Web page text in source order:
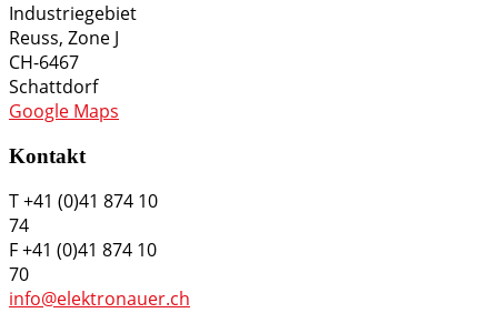
Industriegebiet
Reuss, Zone J
CH-6467
Schattdorf
Google Maps
Kontakt
T +41 (0)41 874 10
74
F +41 (0)41 874 10
70
info@elektronauer.ch